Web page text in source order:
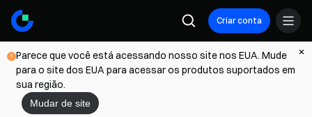
Criar conta
Parece que você está acessando nosso site nos EUA. Mude
para o site dos EUA para acessar os produtos suportados em
sua região.
Mudar de site